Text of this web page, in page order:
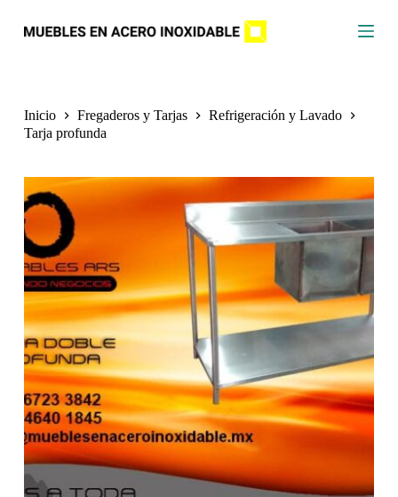
n
n
d
o
Inicio Fregaderos y Tarjas
Refrigeración y Lavado
Tarja profunda